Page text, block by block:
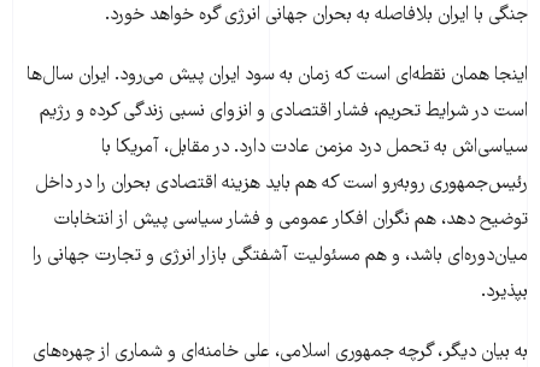
جنگی با ایران بلافاصله به بحران جهانی انرژی گره خواهد خورد.
اینجا همان نقطه‌ای است که زمان به سود ایران پیش می‌رود. ایران سال‌ها
است در شرایط تحریم، فشار اقتصادی و انزوای نسبی زندگی کرده و رژیم
سیاسی‌اش به تحمل درد مزمن عادت دارد. در مقابل، آمریکا با
رئیس‌جمهوری روبه‌رو است که هم باید هزینه اقتصادی بحران را در داخل
توضیح دهد، هم نگران افکار عمومی و فشار سیاسی پیش از انتخابات
میان‌دوره‌ای باشد، و هم مسئولیت آشفتگی بازار انرژی و تجارت جهانی را
بپذیرد.
به بیان دیگر، گرچه جمهوری اسلامی، علی خامنه‌ای و شماری از چهره‌های